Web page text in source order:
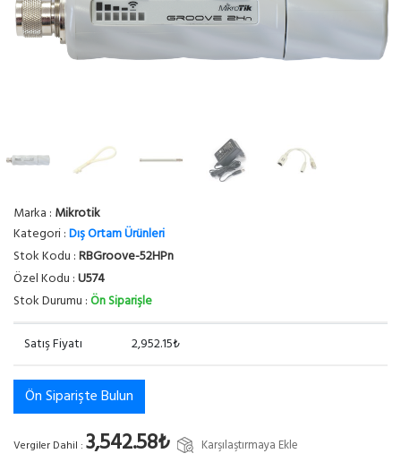
Marka : Mikrotik
Kategori :Dış Ortam Ürünleri
Stok Kodu :RBGroove-52HPn
Özel Kodu :U574
Stok Durumu :Ön Siparişle
Satış Fiyatı 2,952.15₺
Ön Siparişte Bulun
Vergiler Dahil : 3,542.58₺ Karşılaştırmaya Ekle